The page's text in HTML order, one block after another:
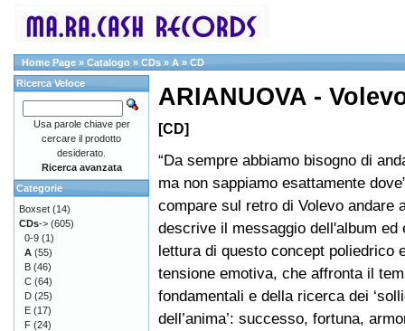
Home Page » Catalogo » CDs » A » CD
ARIANUOVA -
[CD]
“Da sempre abbiamo bisogno di
ma non sappiamo esattamente
compare sul retro di Volevo andare
descrive il messaggio dell'album ed
lettura di questo concept poliedrico
tensione emotiva, che affronta il
fondamentali e della ricerca dei
dell’anima’: successo, fortuna,
Ricerca Veloce
Usa parole chiave per
cercare il prodotto
desiderato.
Ricerca avanzata
Categorie
Boxset (14)
CDs-> (605)
0-9 (1)
A (55)
B (46)
C (64)
D (25)
E (17)
F (24)